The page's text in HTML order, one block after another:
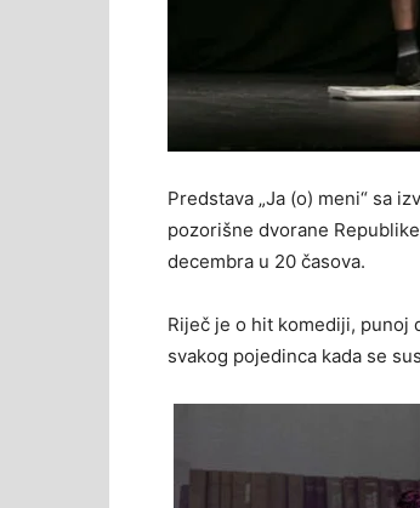
Predstava „Ja (o) meni“ sa
pozorišne dvorane
decembra u 20 časova.
Riječ je o hit komediji, punoj
svakog pojedinca kada se